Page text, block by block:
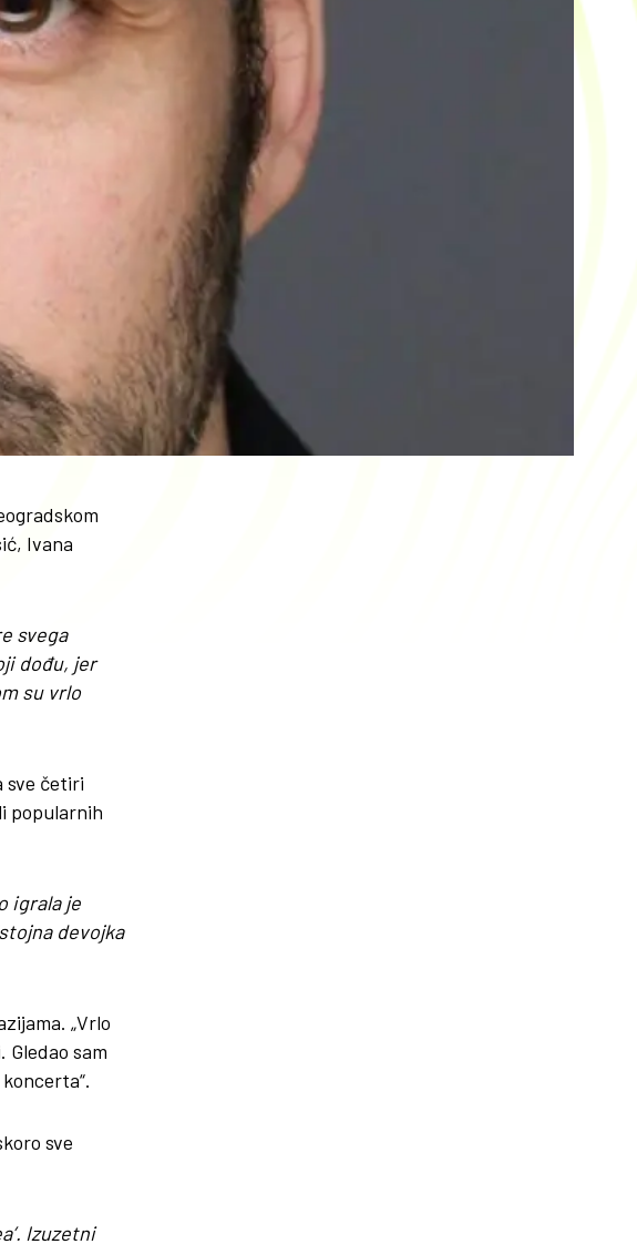
Ivana
svega
dođu, jer
su vrlo
sve četiri
popularnih
igrala je
devojka
„Vrlo
sam
sve
Izuzetni